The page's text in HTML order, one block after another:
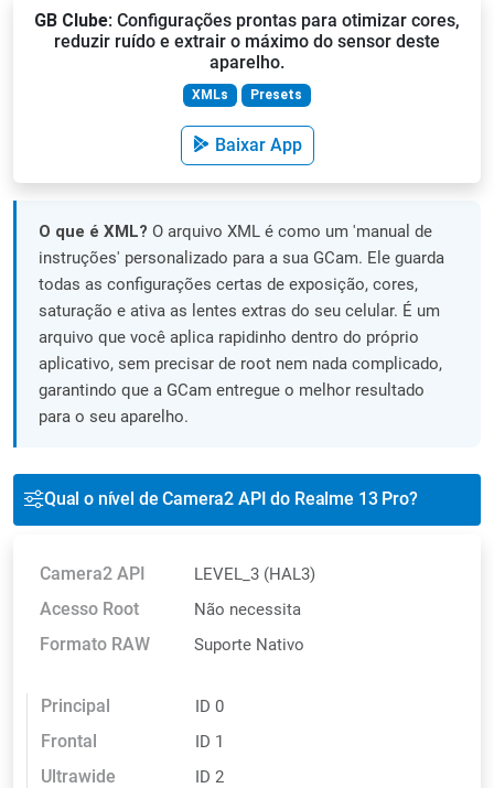
GB Clube: Configurações prontas para otimizar cores,
reduzir ruído e extrair o máximo do sensor deste
aparelho.
XMLs Presets
Baixar App
O que é XML? O arquivo XML é como um 'manual de
instruções' personalizado para a sua GCam. Ele guarda
todas as configurações certas de exposição, cores,
saturação e ativa as lentes extras do seu celular. É um
arquivo que você aplica rapidinho dentro do próprio
aplicativo, sem precisar de root nem nada complicado,
garantindo que a GCam entregue o melhor resultado
para o seu aparelho.
Qual o nível de Camera2 API do Realme 13 Pro?
Camera2 API LEVEL_3 (HAL3)
Acesso Root Não necessita
Formato RAW Suporte Nativo
Principal ID 0
Frontal ID 1
Ultrawide ID 2